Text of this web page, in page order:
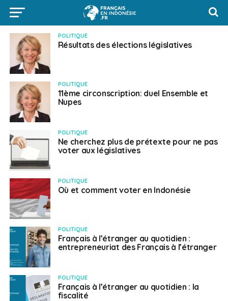
POLITIQUE
Résultats des élections législatives
POLITIQUE
11ème circonscription: duel Ensemble et
Nupes
POLITIQUE
Ne cherchez plus de prétexte pour ne pas
voter aux législatives
POLITIQUE
Où et comment voter en Indonésie
POLITIQUE
Français à l’étranger au quotidien :
entrepreneuriat des Français à l’étranger
POLITIQUE
Français à l’étranger au quotidien : la
fiscalité